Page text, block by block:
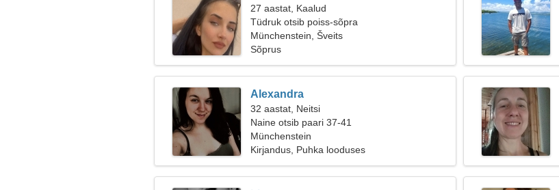
27 aastat, Kaalud
Tüdruk otsib poiss-sõpra
Münchenstein, Šveits
Sõprus
Alexandra
32 aastat, Neitsi
Naine otsib paari 37-41
Münchenstein
Kirjandus, Puhka looduses